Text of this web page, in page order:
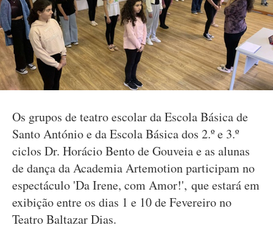
Os grupos de teatro escolar da Escola Básica de
Santo António e da Escola Básica dos 2.º e 3.º
ciclos Dr. Horácio Bento de Gouveia e as alunas
de dança da Academia Artemotion participam no
espectáculo 'Da Irene, com Amor!', que estará em
exibição entre os dias 1 e 10 de Fevereiro no
Teatro Baltazar Dias.